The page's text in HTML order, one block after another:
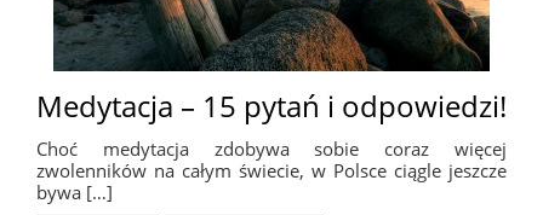
Medytacja – 15 pytań i odpowiedzi!
Choć medytacja zdobywa sobie coraz więcej
zwolenników na całym świecie, w Polsce ciągle jeszcze
bywa […]